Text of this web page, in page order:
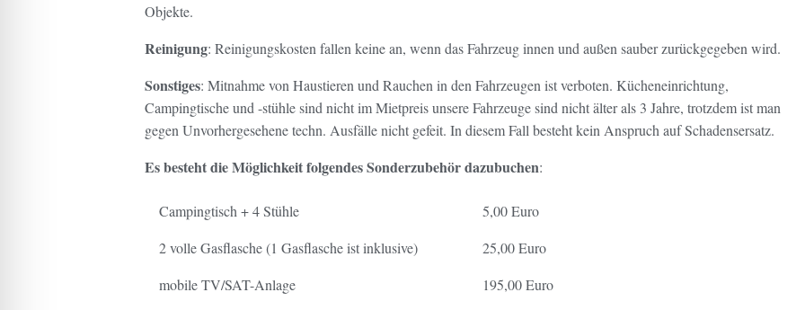
Objekte.
Reinigung: Reinigungskosten fallen keine an, wenn das Fahrzeug innen und außen sauber zurückgegeben wird.
Sonstiges: Mitnahme von Haustieren und Rauchen in den Fahrzeugen ist verboten. Kücheneinrichtung,
Campingtische und -stühle sind nicht im Mietpreis unsere Fahrzeuge sind nicht älter als 3 Jahre, trotzdem ist man
gegen Unvorhergesehene techn. Ausfälle nicht gefeit. In diesem Fall besteht kein Anspruch auf Schadensersatz.
Es besteht die Möglichkeit folgendes Sonderzubehör dazubuchen:
Campingtisch + 4 Stühle
5,00 Euro
2 volle Gasflasche (1 Gasflasche ist inklusive)
25,00 Euro
mobile TV/SAT-Anlage
195,00 Euro